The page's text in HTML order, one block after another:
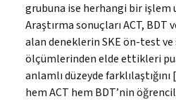
grubuna ise herhangi bir işlem
Araştırma sonuçları ACT,
alan deneklerin SKE ön-test
ölçümlerinden elde ettikleri
anlamlı düzeyde
hem ACT hem BDT’nin